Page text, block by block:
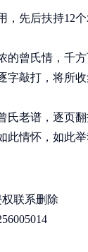
，先后扶持12
的曾氏情，千
字敲打，将所
老谱，逐页
此情怀，如此
联系删除